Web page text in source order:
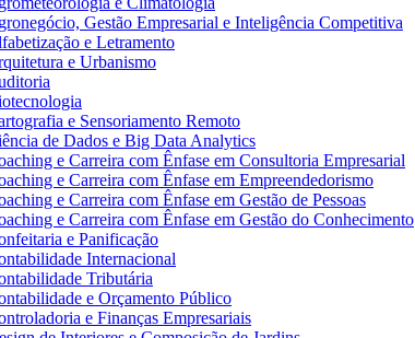
Gestão Empresarial e Inteligência Competitiva
e Letramento
e Urbanismo
e Sensoriamento Remoto
de Dados e Big Data Analytics
e Carreira com Ênfase em Consultoria Empresarial
e Carreira com Ênfase em Empreendedorismo
e Carreira com Ênfase em Gestão de Pessoas
e Carreira com Ênfase em Gestão do Conhecimento
e Panificação
Internacional
Tributária
e Orçamento Público
e Finanças Empresariais